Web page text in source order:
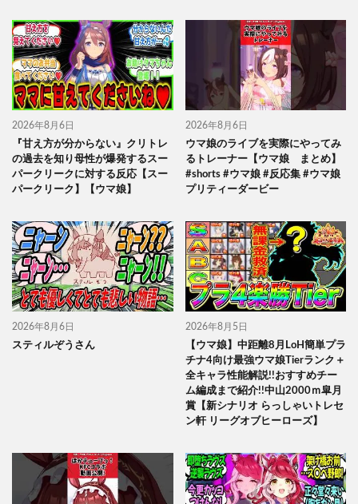
2026年8月6日
『甘え方が分からない』クリトレ
の過去を知り母性が爆発するスー
パークリークに対する反応【スー
パークリーク】【ウマ娘】
2026年8月6日
ウマ娘のライブを実際にやってみ
るトレーナー【ウマ娘 まとめ】
#shorts #ウマ娘 #反応集 #ウマ娘
プリティーダービー
2026年8月6日
スティルぞうさん
2026年8月5日
【ウマ娘】中距離8月LoH簡単プラ
チナ4向け最強ウマ娘Tierランク＋
全キャラ性能解説!!おすすめチー
ム編成まで紹介!!中山2000ｍ皐月
賞【新シナリオ らっしゃいトレセ
ン軒 リーグオブヒーローズ】